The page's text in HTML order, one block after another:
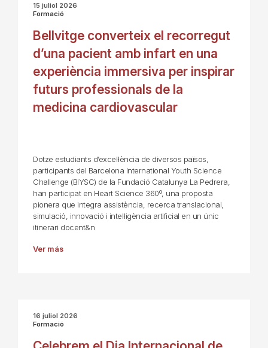
15 juliol 2026
Formació
Bellvitge converteix el recorregut
d’una pacient amb infart en una
experiència immersiva per inspirar
futurs professionals de la
medicina cardiovascular
Dotze estudiants d’excel·lència de diversos països,
participants del Barcelona International Youth Science
Challenge (BIYSC) de la Fundació Catalunya La Pedrera,
han participat en Heart Science 360º, una proposta
pionera que integra assistència, recerca translacional,
simulació, innovació i intel·ligència artificial en un únic
itinerari docent&n
Ver más
16 juliol 2026
Formació